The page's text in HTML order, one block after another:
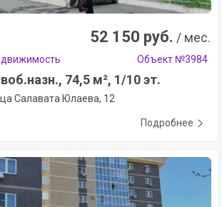
52 150 руб. / мес.
Объект №3984
74,5 м², 1/10 эт.
Салавата Юлаева, 12
Подробнее